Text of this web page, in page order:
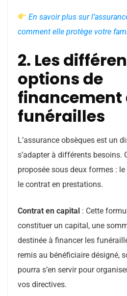
En savoir plus sur
comment elle protège votre
2. Les
options de
financement
funérailles
L’assurance obsèques est un
s’adapter à différents besoins.
proposée sous deux formes :
le contrat en prestations.
Contrat en capital : Cette
constituer un capital, une
destinée à financer les
remis au bénéficiaire désigné,
pourra s’en servir pour
vos directives.